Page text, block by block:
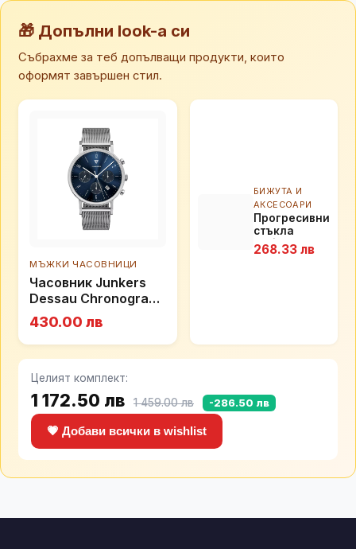
🎁 Допълни look-а си
Събрахме за теб допълващи продукти, които
оформят завършен стил.
МЪЖКИ ЧАСОВНИЦИ
Часовник Junkers
Dessau Chronograph
100091901011
430.00 лв
БИЖУТА И
АКСЕСОАРИ
Прогресивни
стъкла
Essilor
Varilux
268.33 лв
Целият комплект:
1 172.50 лв 1 459.00 лв -286.50 лв
💗 Добави всички в wishlist